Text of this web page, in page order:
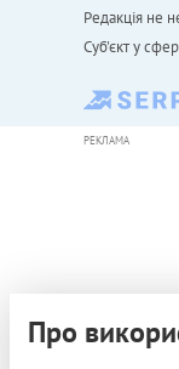
Редакція не
Cуб'єкт у
РЕКЛАМА
Про